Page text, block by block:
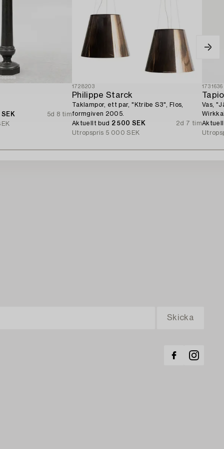
5d 8 tim
1728203
Philippe Starck
Taklampor, ett par, "Ktribe S3", Flos,
formgiven 2005.
Aktuellt bud 2 500 SEK
2d 7 tim
Utropspris 5 000 SEK
1731636
Vas,